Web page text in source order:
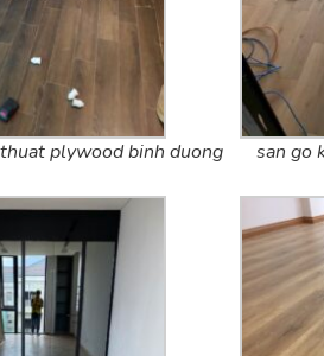
plywood binh duong san go